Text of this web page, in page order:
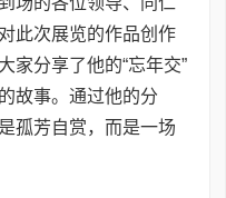
此次展览的作品创作
家分享了他的“忘年交”
故事。通过他的分
孤芳自赏，而是一场